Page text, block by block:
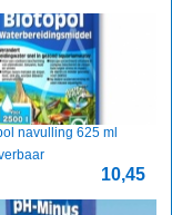
navulling 625 ml
10,45